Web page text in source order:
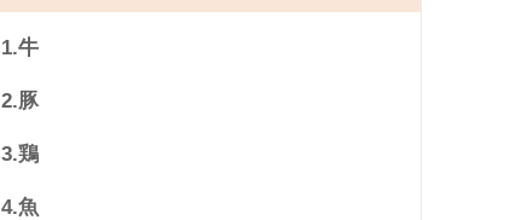
1.牛
2.豚
3.鶏
4.魚